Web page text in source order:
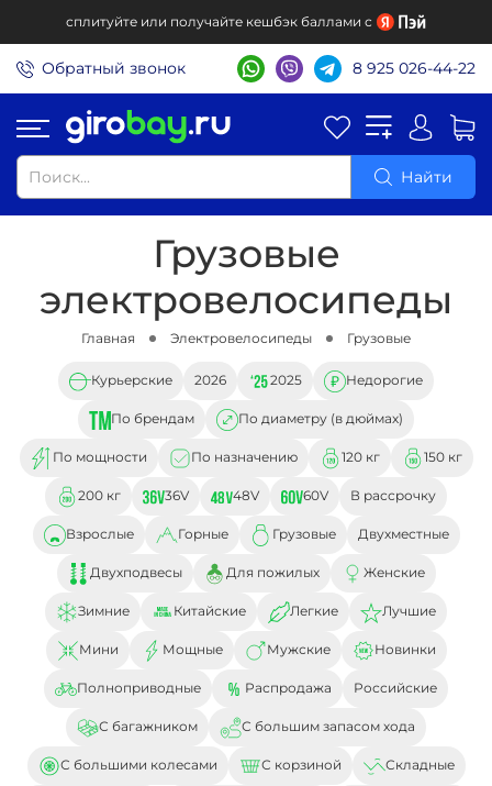
сплитуйте или получайте кешбэк баллами с
Обратный звонок 8 925 026-44-22
Найти
Грузовые
электровелосипеды
Главная Электровелосипеды Грузовые
Курьерские 2026 2025 Недорогие
По брендам По диаметру (в дюймах)
По мощности По назначению 120 кг 150 кг
200 кг 36V 48V 60V В рассрочку
Взрослые Горные Грузовые Двухместные
Двухподвесы Для пожилых Женские
Зимние Китайские Легкие Лучшие
Мини Мощные Мужские Новинки
Полноприводные Распродажа Российские
С багажником С большим запасом хода
С большими колесами С корзиной Складные